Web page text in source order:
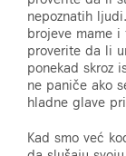
nepoznatih
brojeve mame
proverite da li
ponekad skroz
ne paniče ako
hladne glave
Kad smo već